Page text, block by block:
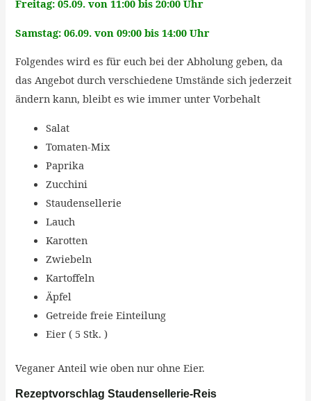
Freitag: 05.09. von 11:00 bis 20:00 Uhr
Samstag: 06.09. von 09:00 bis 14:00 Uhr
Folgendes wird es für euch bei der Abholung geben, da
das Angebot durch verschiedene Umstände sich jederzeit
ändern kann, bleibt es wie immer unter Vorbehalt
Salat
Tomaten-Mix
Paprika
Zucchini
Staudensellerie
Lauch
Karotten
Zwiebeln
Kartoffeln
Äpfel
Getreide freie Einteilung
Eier ( 5 Stk. )
Veganer Anteil wie oben nur ohne Eier.
Rezeptvorschlag Staudensellerie-Reis